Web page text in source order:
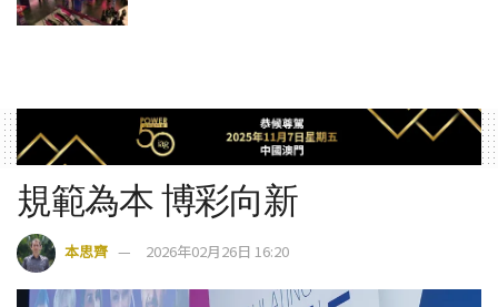
規範為本 博彩向新
本思齊 2026年02月26日 16:20